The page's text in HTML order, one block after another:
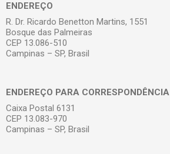
ENDEREÇO
R. Dr. Ricardo Benetton Martins, 1551
Bosque das Palmeiras
CEP 13.086-510
Campinas – SP, Brasil
ENDEREÇO PARA CORRESPONDÊNCIA
Caixa Postal 6131
CEP 13.083-970
Campinas – SP, Brasil